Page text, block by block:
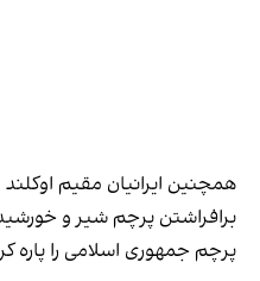
همچنین ایرانیان مقیم
برافراشتن پرچم شیر و
پرچم جمهوری اسلامی را پاره